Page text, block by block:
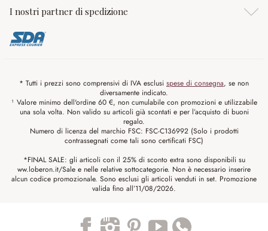
I nostri partner di spedizione
* Tutti i prezzi sono comprensivi di IVA esclusi spese di consegna, se non
diversamente indicato.
¹ Valore minimo dell'ordine 60 €, non cumulabile con promozioni e utilizzabile
una sola volta. Non valido su articoli già scontati e per l’acquisto di buoni
regalo.
Numero di licenza del marchio FSC: FSC-C136992 (Solo i prodotti
contrassegnati come tali sono certificati FSC)
*FINAL SALE: gli articoli con il 25% di sconto extra sono disponibili su
ww.loberon.it/Sale e nelle relative sottocategorie. Non è necessario inserire
alcun codice promozionale. Sono esclusi gli articoli venduti in set. Promozione
valida fino all’11/08/2026.